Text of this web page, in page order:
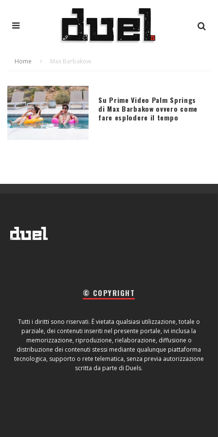
Home Max Barbakow
Su Prime Video Palm Springs
di Max Barbakow ovvero come
fare esplodere il tempo
© COPYRIGHT
Tutti i diritti sono riservati. È vietata qualsiasi utilizzazione, totale o
parziale, dei contenuti inseriti nel presente portale, ivi inclusa la
memorizzazione, riproduzione, rielaborazione, diffusione o
distribuzione dei contenuti stessi mediante qualunque piattaforma
tecnologica, supporto o rete telematica, senza previa autorizzazione
scritta da parte di Duels.